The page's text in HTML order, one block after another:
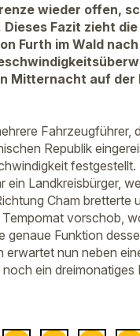
wieder offen,
Fazit zieht die
Furth im Wald
Mitternacht auf der
Fahrzeugführer,
Republik
festgestellt.
ein Landkreisbürger,
Cham bretterte
vorschob,
genaue Funktion
erwartet nun neben
ein dreimonatiges